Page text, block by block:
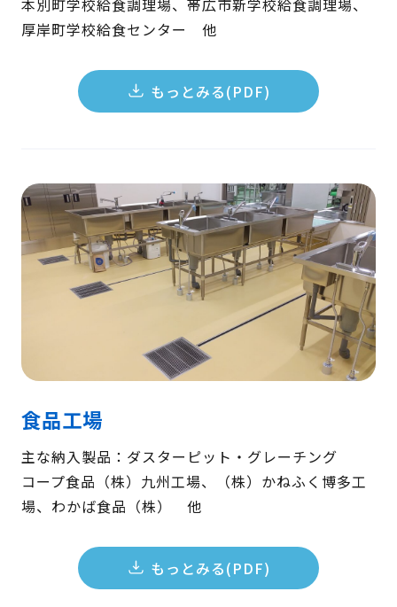
本別町学校給食調理場、帯広市新学校給食調理場、
厚岸町学校給食センター 他
もっとみる(PDF)
食品工場
主な納入製品：ダスターピット・グレーチング
コープ食品（株）九州工場、（株）かねふく博多工
場、わかば食品（株） 他
もっとみる(PDF)